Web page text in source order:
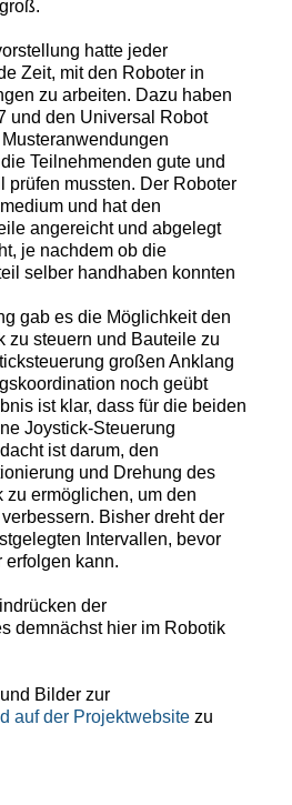
hatte jeder
Zeit, mit den Roboter in
zu arbeiten. Dazu haben
und den Universal Robot
Teilnehmenden gute und
mussten. Der Roboter
und hat den
angereicht und abgelegt
je nachdem ob die
selber handhaben konnten
gab es die Möglichkeit den
zu steuern und Bauteile zu
großen Anklang
noch geübt
ist klar, dass für die beiden
Joystick-Steuerung
ist darum, den
und Drehung des
zu ermöglichen, um den
Bisher dreht der
Intervallen, bevor
erfolgen kann.
der
demnächst hier im Robotik
und Bilder zur
auf der Projektwebsitezu